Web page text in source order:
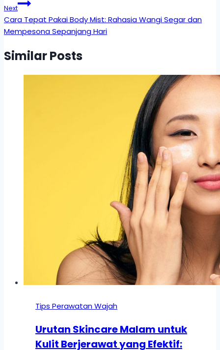
Next
Cara Tepat Pakai Body Mist: Rahasia Wangi Segar dan
Mempesona Sepanjang Hari
Similar Posts
Tips Perawatan Wajah
Urutan Skincare Malam untuk
Kulit Berjerawat yang Efektif: